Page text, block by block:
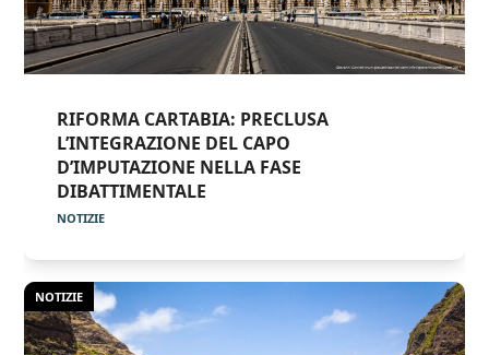
RIFORMA CARTABIA: PRECLUSA
L’INTEGRAZIONE DEL CAPO
D’IMPUTAZIONE NELLA FASE
DIBATTIMENTALE
NOTIZIE
NOTIZIE